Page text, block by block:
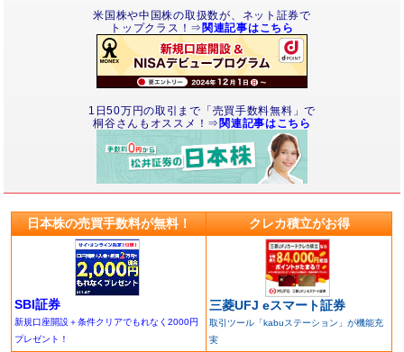
米国株や中国株の取扱数が、ネット証券で
トップクラス！⇒ 関連記事はこちら
1日50万円の取引まで「売買手数料無料」で
桐谷さんもオススメ！⇒ 関連記事はこちら
日本株の売買手数料が無料！ クレカ積立がお得
SBI証券
新規口座開設＋条件クリアでもれなく2000円
プレゼント！
三菱UFJ eスマート証券
取引ツール「kabuステーション」が機能充
実